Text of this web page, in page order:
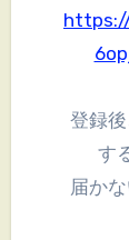
登録
す
届か